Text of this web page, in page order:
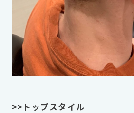
>>トップスタイル